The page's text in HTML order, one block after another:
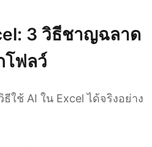
3 วิธีชาญฉลาด
โฟลว์
ใช้ AI ใน Excel ได้จริงอย่าง